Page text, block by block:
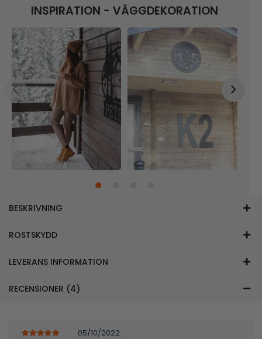
INSPIRATION - VÄGGDEKORATION
BESKRIVNING
ROSTSKYDD
LEVERANS INFORMATION
RECENSIONER (4)
05/10/2022